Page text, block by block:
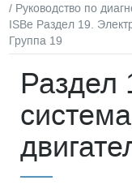
/ Руководство по
ISBe Раздел 19.
Группа 19
Раздел